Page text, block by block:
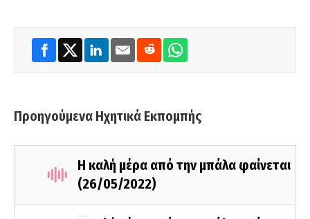
Προηγούμενα Ηχητικά Εκπομπής
Η καλή μέρα από την μπάλα φαίνεται
(26/05/2022)